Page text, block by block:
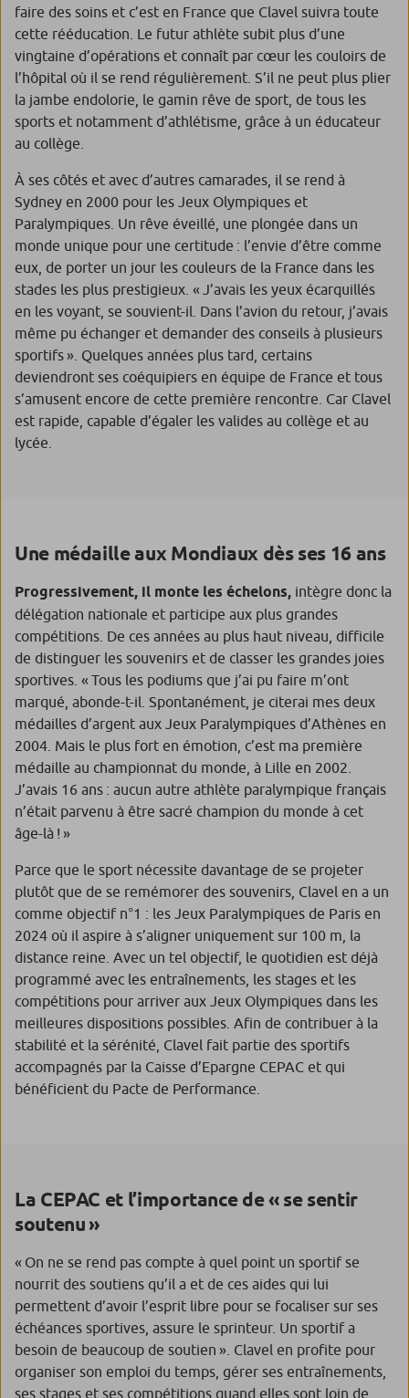
faire des soins et c’est en France que Clavel suivra toute
cette rééducation. Le futur athlète subit plus d’une
vingtaine d’opérations et connaît par cœur les couloirs de
l’hôpital où il se rend régulièrement. S’il ne peut plus plier
la jambe endolorie, le gamin rêve de sport, de tous les
sports et notamment d’athlétisme, grâce à un éducateur
au collège.
À ses côtés et avec d’autres camarades, il se rend à
Sydney en 2000 pour les Jeux Olympiques et
Paralympiques. Un rêve éveillé, une plongée dans un
monde unique pour une certitude : l’envie d’être comme
eux, de porter un jour les couleurs de la France dans les
stades les plus prestigieux. « J’avais les yeux écarquillés
en les voyant , se souvient-il. Dans l’avion du retour, j’avais
même pu échanger et demander des conseils à plusieurs
sportifs ». Quelques années plus tard, certains
deviendront ses coéquipiers en équipe de France et tous
s’amusent encore de cette première rencontre. Car Clavel
est rapide, capable d’égaler les valides au collège et au
lycée.
Une médaille aux Mondiaux dès ses 16 ans
Progressivement, il monte les échelons, intègre donc la
délégation nationale et participe aux plus grandes
compétitions. De ces années au plus haut niveau, difficile
de distinguer les souvenirs et de classer les grandes joies
sportives. « Tous les podiums que j’ai pu faire m’ont
marqué, abonde-t-il. Spontanément, je citerai mes deux
médailles d’argent aux Jeux Paralympiques d’Athènes en
2004. Mais le plus fort en émotion, c’est ma première
médaille au championnat du monde, à Lille en 2002.
J’avais 16 ans : aucun autre athlète paralympique français
n’était parvenu à être sacré champion du monde à cet
âge-là ! »
Parce que le sport nécessite davantage de se projeter
plutôt que de se remémorer des souvenirs, Clavel en a un
comme objectif n°1 : les Jeux Paralympiques de Paris en
2024 où il aspire à s’aligner uniquement sur 100 m, la
distance reine. Avec un tel objectif, le quotidien est déjà
programmé avec les entraînements, les stages et les
compétitions pour arriver aux Jeux Olympiques dans les
meilleures dispositions possibles. Afin de contribuer à la
stabilité et la sérénité, Clavel fait partie des sportifs
accompagnés par la Caisse d’Epargne CEPAC et qui
bénéficient du Pacte de Performance.
La CEPAC et l’importance de « se sentir
soutenu »
« On ne se rend pas compte à quel point un sportif se
nourrit des soutiens qu’il a et de ces aides qui lui
permettent d’avoir l’esprit libre pour se focaliser sur ses
échéances sportives, assure le sprinteur. Un sportif a
besoin de beaucoup de soutien ». Clavel en profite pour
organiser son emploi du temps, gérer ses entraînements,
ses stages et ses compétitions quand elles sont loin de